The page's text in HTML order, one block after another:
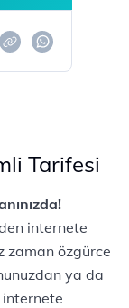
Tarifesi
internete
zaman özgürce
ya da
internete